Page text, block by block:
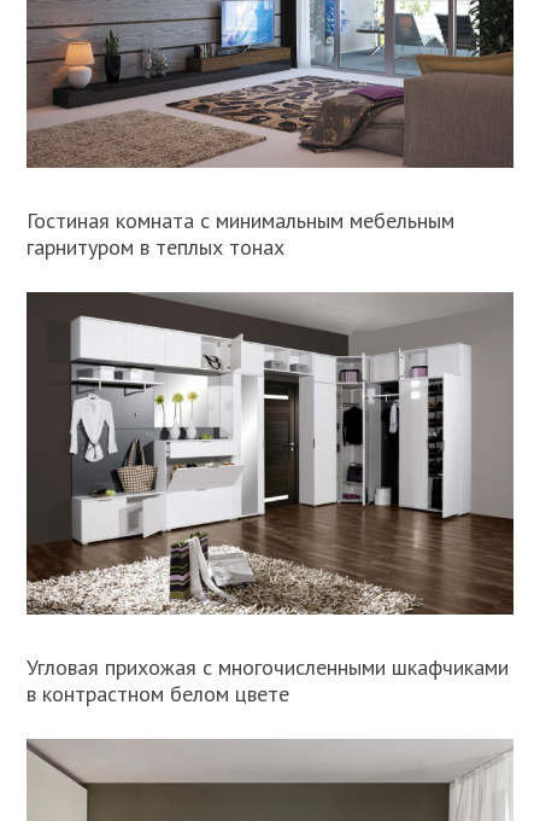
Гостиная комната с минимальным мебельным
гарнитуром в теплых тонах
Угловая прихожая с многочисленными шкафчиками
в контрастном белом цвете